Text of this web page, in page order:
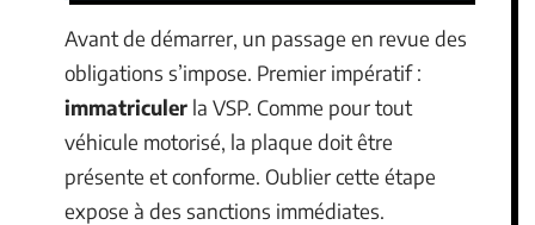
Avant de démarrer, un passage en revue des
obligations s’impose. Premier impératif :
immatriculer la VSP. Comme pour tout
véhicule motorisé, la plaque doit être
présente et conforme. Oublier cette étape
expose à des sanctions immédiates.